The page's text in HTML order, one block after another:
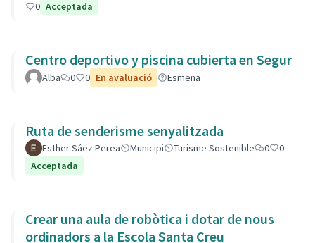
0 Acceptada
Centro deportivo y piscina cubierta en Segur
Alba 0 0 En avaluació Esmena
Ruta de senderisme senyalitzada
Esther Sáez Perea Municipi Turisme Sostenible 0
0
Acceptada
Crear una aula de robòtica i dotar de nous
ordinadors a la Escola Santa Creu